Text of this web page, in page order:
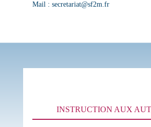
Mail : secretariat@sf2m.fr
INSTRUCTION AUX